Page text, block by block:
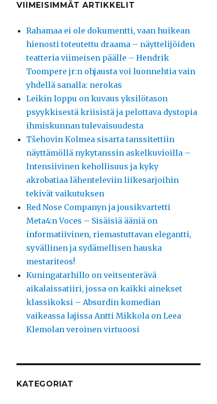
VIIMEISIMMÄT ARTIKKELIT
Rahamaa ei ole dokumentti, vaan huikean
hienosti toteutettu draama – näyttelijöiden
teatteria viimeisen päälle – Hendrik
Toompere jr:n ohjausta voi luonnehtia vain
yhdellä sanalla: nerokas
Leikin loppu on kuvaus yksilötason
psyykkisestä kriisistä ja pelottava dystopia
ihmiskunnan tulevaisuudesta
Tšehovin Kolmea sisarta tanssitettiin
näyttämöllä nykytanssin askelkuvioilla –
Intensiivinen kehollisuus ja kyky
akrobatiaa lähenteleviin liikesarjoihin
tekivät vaikutuksen
Red Nose Companyn ja jousikvartetti
Meta4:n Voces – Sisäisiä ääniä on
informatiivinen, riemastuttavan elegantti,
syvällinen ja sydämellisen hauska
mestariteos!
Kuningatarhillo on veitsenterävä
aikalaissatiiri, jossa on kaikki ainekset
klassikoksi – Absurdin komedian
vaikeassa lajissa Antti Mikkola on Leea
Klemolan veroinen virtuoosi
KATEGORIAT